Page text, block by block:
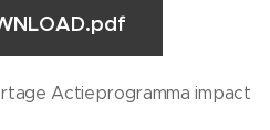
Actieprogramma impact